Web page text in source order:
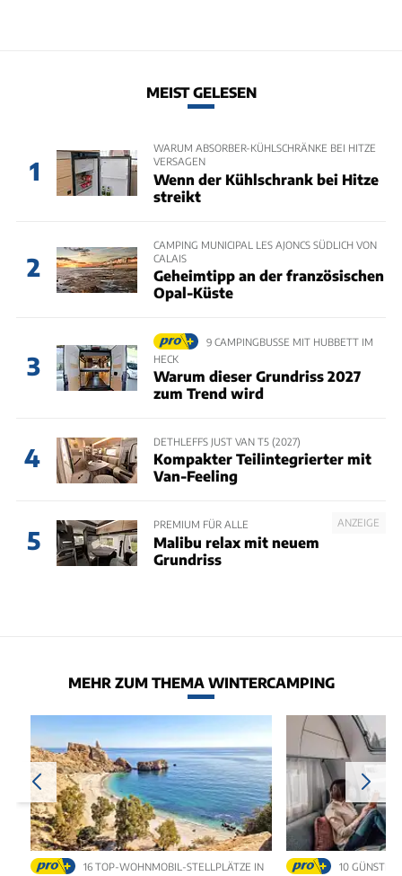
MEIST GELESEN
1
WARUM ABSORBER-KÜHLSCHRÄNKE BEI HITZE
VERSAGEN
Wenn der Kühlschrank bei Hitze
streikt
2
CAMPING MUNICIPAL LES AJONCS SÜDLICH VON
CALAIS
Geheimtipp an der französischen
Opal-Küste
3
9 CAMPINGBUSSE MIT HUBBETT IM
HECK
Warum dieser Grundriss 2027
zum Trend wird
4
DETHLEFFS JUST VAN T5 (2027)
Kompakter Teilintegrierter mit
Van-Feeling
5
ANZEIGE
PREMIUM FÜR ALLE
Malibu relax mit neuem
Grundriss
MEHR ZUM THEMA WINTERCAMPING
16 TOP-WOHNMOBIL-STELLPLÄTZE IN
10